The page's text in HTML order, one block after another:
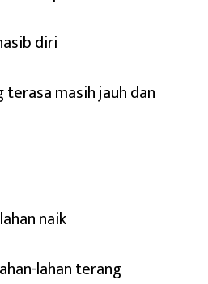
diri
terasa masih jauh dan
naik
lahan terang